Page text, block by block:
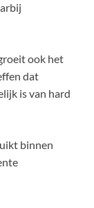
ook het
dat
is van hard
binnen